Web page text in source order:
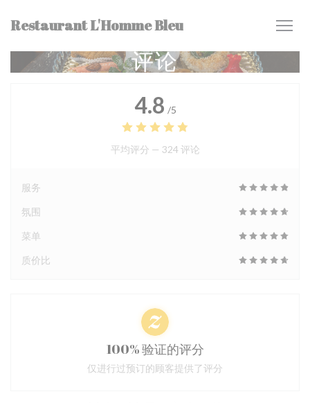
Restaurant L'Homme Bleu
评论
4.8 /5
平均评分 — 324 评论
服务
氛围
菜单
质价比
100% 验证的评分
仅进行过预订的顾客提供了评分